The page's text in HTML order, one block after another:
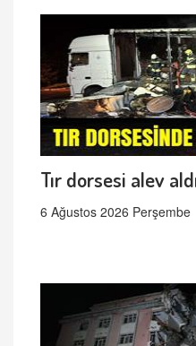
Tır dorsesi alev
6 Ağustos 2026 Perşembe